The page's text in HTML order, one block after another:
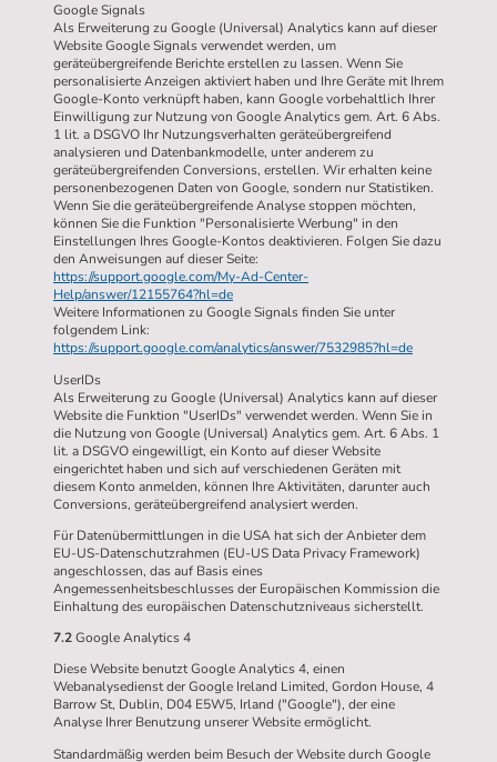
Google Signals
Als Erweiterung zu Google (Universal) Analytics kann auf dieser
Website Google Signals verwendet werden, um
geräteübergreifende Berichte erstellen zu lassen. Wenn Sie
personalisierte Anzeigen aktiviert haben und Ihre Geräte mit Ihrem
Google-Konto verknüpft haben, kann Google vorbehaltlich Ihrer
Einwilligung zur Nutzung von Google Analytics gem. Art. 6 Abs.
1 lit. a DSGVO Ihr Nutzungsverhalten geräteübergreifend
analysieren und Datenbankmodelle, unter anderem zu
geräteübergreifenden Conversions, erstellen. Wir erhalten keine
personenbezogenen Daten von Google, sondern nur Statistiken.
Wenn Sie die geräteübergreifende Analyse stoppen möchten,
können Sie die Funktion "Personalisierte Werbung" in den
Einstellungen Ihres Google-Kontos deaktivieren. Folgen Sie dazu
den Anweisungen auf dieser Seite:
https://support.google.com/My-Ad-Center-
Help/answer/12155764?hl=de
Weitere Informationen zu Google Signals finden Sie unter
folgendem Link:
https://support.google.com/analytics/answer/7532985?hl=de
UserIDs
Als Erweiterung zu Google (Universal) Analytics kann auf dieser
Website die Funktion "UserIDs" verwendet werden. Wenn Sie in
die Nutzung von Google (Universal) Analytics gem. Art. 6 Abs. 1
lit. a DSGVO eingewilligt, ein Konto auf dieser Website
eingerichtet haben und sich auf verschiedenen Geräten mit
diesem Konto anmelden, können Ihre Aktivitäten, darunter auch
Conversions, geräteübergreifend analysiert werden.
Für Datenübermittlungen in die USA hat sich der Anbieter dem
EU-US-Datenschutzrahmen (EU-US Data Privacy Framework)
angeschlossen, das auf Basis eines
Angemessenheitsbeschlusses der Europäischen Kommission die
Einhaltung des europäischen Datenschutzniveaus sicherstellt.
7.2Google Analytics 4
Diese Website benutzt Google Analytics 4, einen
Webanalysedienst der Google Ireland Limited, Gordon House, 4
Barrow St, Dublin, D04 E5W5, Irland ("Google"), der eine
Analyse Ihrer Benutzung unserer Website ermöglicht.
Standardmäßig werden beim Besuch der Website durch Google